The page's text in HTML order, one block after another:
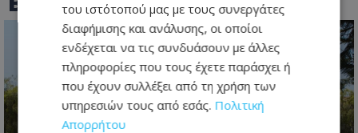
του ιστότοπού μας με τους συνεργάτες
διαφήμισης και ανάλυσης, οι οποίοι
ενδέχεται να τις συνδυάσουν με άλλες
πληροφορίες που τους έχετε παράσχει ή
που έχουν συλλέξει από τη χρήση των
υπηρεσιών τους από εσάς. Πολιτική
Απορρήτου